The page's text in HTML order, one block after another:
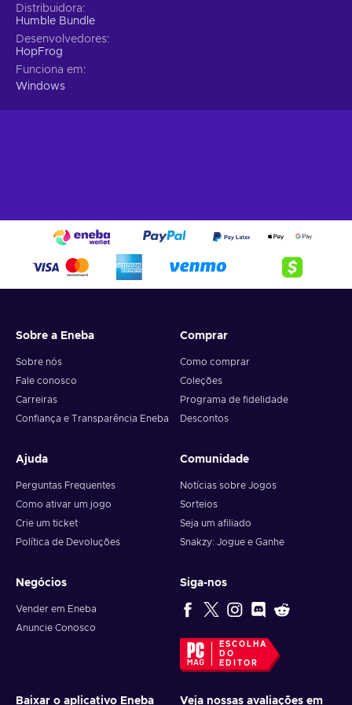
Distribuidora
Humble Bundle
Desenvolvedores
HopFrog
Funciona em
Windows
Sobre a Eneba
Sobre nós
Fale conosco
Carreiras
Confiança e Transparência Eneba
Comprar
Como comprar
Coleções
Programa de fidelidade
Descontos
Ajuda
Perguntas Frequentes
Como ativar um jogo
Crie um ticket
Política de Devoluções
Comunidade
Notícias sobre Jogos
Sorteios
Seja um afiliado
Snakzy: Jogue e Ganhe
Negócios
Vender em Eneba
Anuncie Conosco
Siga-nos
ESCOLHA
DO
EDITOR
Baixar o aplicativo Eneba Veja nossas avaliações em